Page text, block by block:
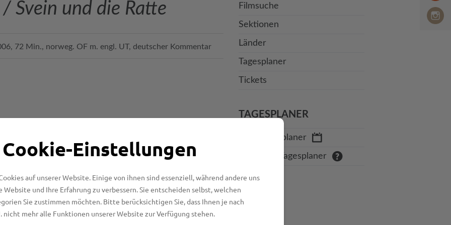
Filmsuche
Sektionen
Länder
Tagesplaner
Tickets
TAGESPLANER
Zum Tagesplaner
Hilfe zum Tagesplaner
Svein und die Ratte
72 Min., norweg. OF m. engl. UT, deutscher Kommentar
– und ist eine Ratte. Fast alle in Sveins Klasse finden
sein ungewöhnliches Haustier klasse und cool. Dass
knabbert, ist höchstens für Sveins Eltern ein
sein Kumpel Dan hat eine Ratte. Gemeinsam
Forschungsprojekt, indem sie versuchen, ihre
Tages sind sie mit ihrem Faible für Ratten sogar
Einstellungen
auf unserer Website. Einige von ihnen sind essenziell, während andere uns
Website und Ihre Erfahrung zu verbessern. Sie entscheiden selbst, welchen
Sie zustimmen möchten. Bitte berücksichtigen Sie, dass Ihnen je nach
nicht mehr alle Funktionen unserer Website zur Verfügung stehen.